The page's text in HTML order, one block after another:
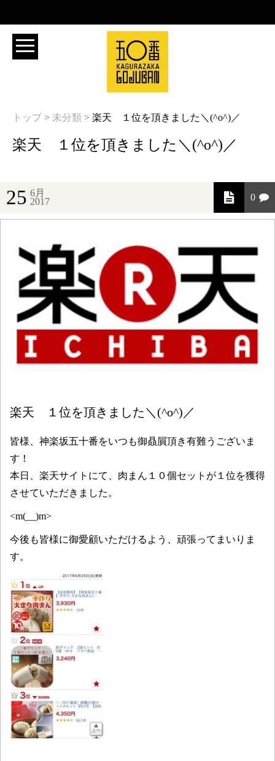
トップ> 未分類 > 楽天 １位を頂きました＼(^o^)／
楽天 １位を頂きました＼(^o^)／
25 6月
2017
0
楽天 １位を頂きました＼(^o^)／
皆様、神楽坂五十番をいつも御贔屓頂き有難うございま
す！
本日、楽天サイトにて、肉まん１０個セットが１位を獲得
させていただきました。
<m(__)m>
今後も皆様に御愛顧いただけるよう、頑張ってまいりま
す。